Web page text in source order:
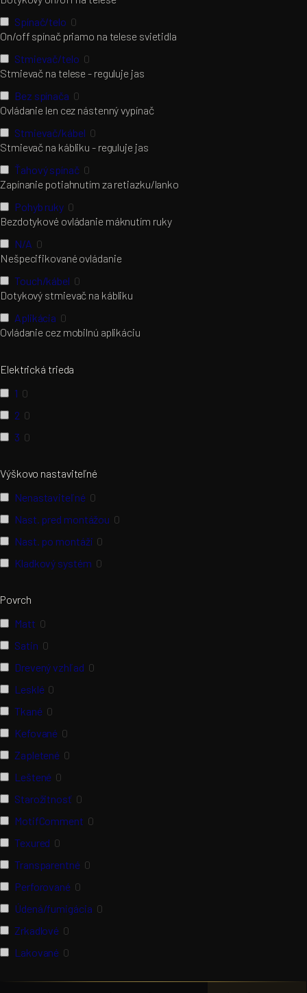
Spínač/telo 0
On/off spínač priamo na telese svietidla
Stmievač/telo 0
Stmievač na telese - reguluje jas
Bez spínača 0
Ovládanie len cez nástenný vypínač
Stmievač/kábel 0
Stmievač na kábliku - reguluje jas
Ťahový spínač 0
Zapínanie potiahnutím za retiazku/lanko
Pohyb ruky 0
Bezdotykové ovládanie máknutím ruky
N/A 0
Nešpecifikované ovládanie
Touch/kábel 0
Dotykový stmievač na kábliku
Aplikácia 0
Ovládanie cez mobilnú aplikáciu
Elektrická trieda
1 0
2 0
3 0
Výškovo nastaviteľné
Nenastaviteľné 0
Nast. pred montážou 0
Nast. po montáži 0
Kladkový systém 0
Povrch
Matt 0
Satin 0
Drevený vzhľad 0
Lesklé 0
Tkané 0
Kefované 0
Zapletené 0
Leštené 0
Starožitnosť 0
MotifComment 0
Texured 0
Transparentné 0
Perforované 0
Údená/fumigácia 0
Zrkadlové 0
Lakované 0